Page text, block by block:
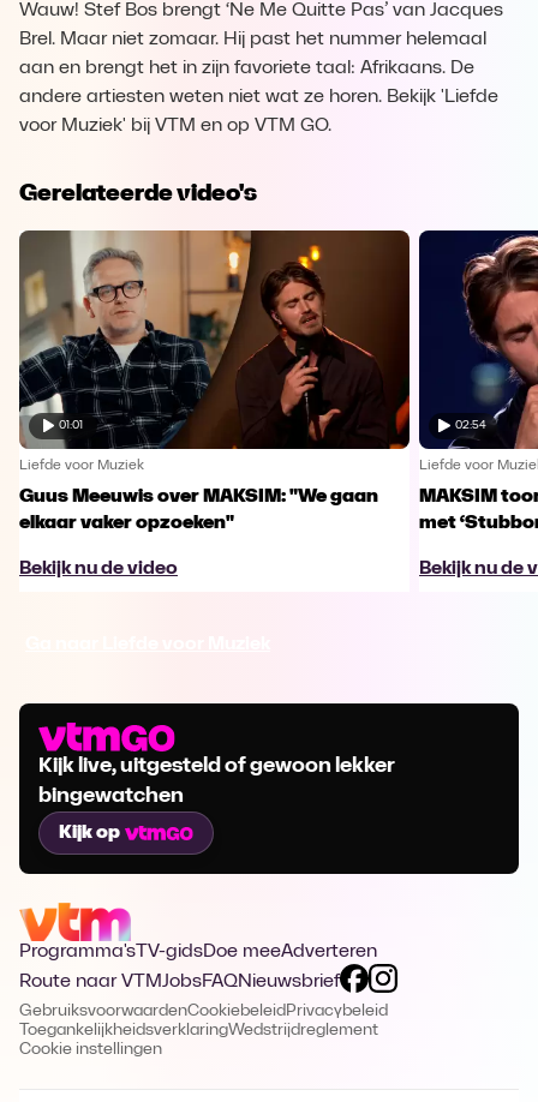
Wauw! Stef Bos brengt ‘Ne Me Quitte Pas’ van Jacques
Brel. Maar niet zomaar. Hij past het nummer helemaal
aan en brengt het in zijn favoriete taal: Afrikaans. De
andere artiesten weten niet wat ze horen. Bekijk 'Liefde
voor Muziek' bij VTM en op VTM GO.
Gerelateerde video's
01:01
Liefde voor Muziek
Guus Meeuwis over MAKSIM: "We gaan
elkaar vaker opzoeken"
Bekijk nu de video
02:54
Liefde voor
MAKSIM
met
Bekijk nu de
Kijk live, uitgesteld of gewoon lekker
bingewatchen
Kijk op
Programma's TV-gidsDoe meeAdverteren
Route naar VTMJobsFAQNieuwsbrief
GebruiksvoorwaardenCookiebeleid Privacybeleid
ToegankelijkheidsverklaringWedstrijdreglement
Cookie instellingen